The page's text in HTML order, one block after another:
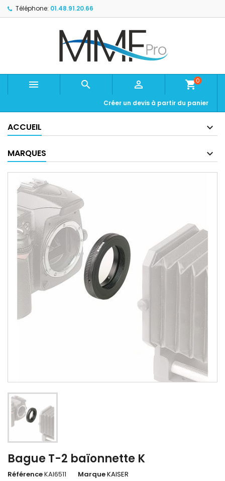
Téléphone: 01.48.91.20.66
   shopping_cart0
Créer un devis à partir du panier
ACCUEIL
MARQUES
Bague T-2 baïonnette K
RéférenceKAI6511 MarqueKAISER